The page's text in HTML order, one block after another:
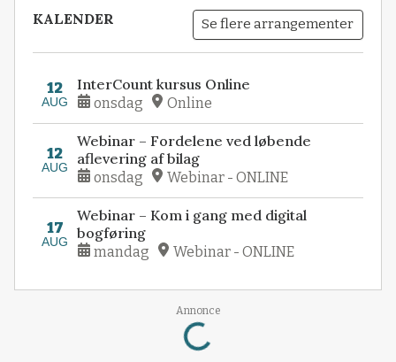
KALENDER Se flere arrangementer
12
AUG
InterCount kursus Online
onsdag Online
12
AUG
Webinar – Fordelene ved løbende
aflevering af bilag
onsdag Webinar - ONLINE
17
AUG
Webinar – Kom i gang med digital
bogføring
mandag Webinar - ONLINE
Annonce
Loading...